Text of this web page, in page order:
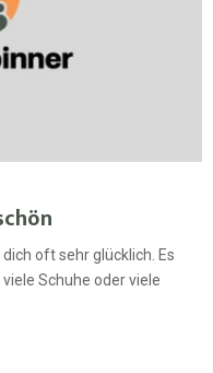
oft sehr glücklich. Es
Schuhe oder viele